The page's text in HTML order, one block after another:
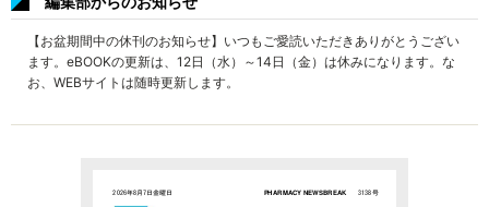
【お盆期間中の休刊のお知らせ】いつもご愛読いただきありがとうござい
ます。eBOOKの更新は、12日（水）～14日（金）は休みになります。な
お、WEBサイトは随時更新します。